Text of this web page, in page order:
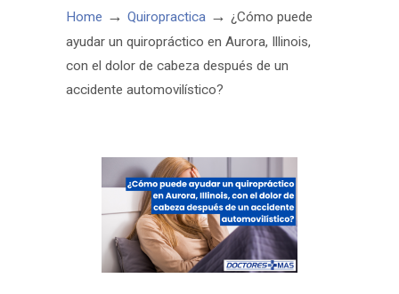
Home → Quiropractica → ¿Cómo puede
ayudar un quiropráctico en Aurora, Illinois,
con el dolor de cabeza después de un
accidente automovilístico?